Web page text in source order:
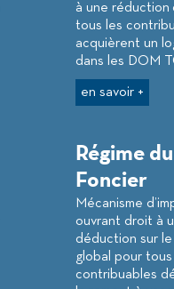
à une réduction
tous les
acquièrent un
dans les DOM
en savoir +
Régime
Foncier
Mécanisme
ouvrant droit à
déduction sur le
global pour tous
contribuables